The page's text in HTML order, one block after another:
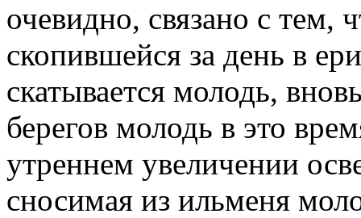
очевидно, связано с тем,
скопившейся за день в
скатывается молодь,
берегов молодь в это
утреннем увеличении
сносимая из ильменя